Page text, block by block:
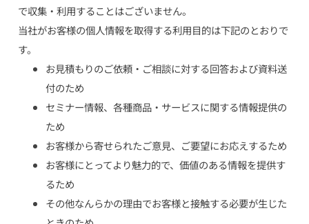
で収集・利用することはございません。
当社がお客様の個人情報を取得する利用目的は下記のとおりで
す。
お見積もりのご依頼・ご相談に対する回答および資料送
付のため
セミナー情報、各種商品・サービスに関する情報提供の
ため
お客様から寄せられたご意見、ご要望にお応えするため
お客様にとってより魅力的で、価値のある情報を提供す
るため
その他なんらかの理由でお客様と接触する必要が生じた